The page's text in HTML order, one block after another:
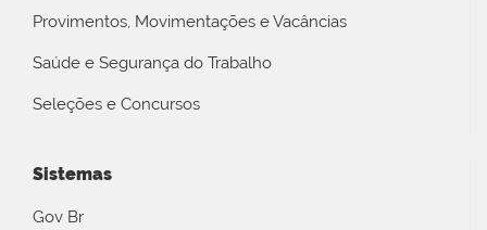
Provimentos, Movimentações e Vacâncias
Saúde e Segurança do Trabalho
Seleções e Concursos
Sistemas
Gov Br